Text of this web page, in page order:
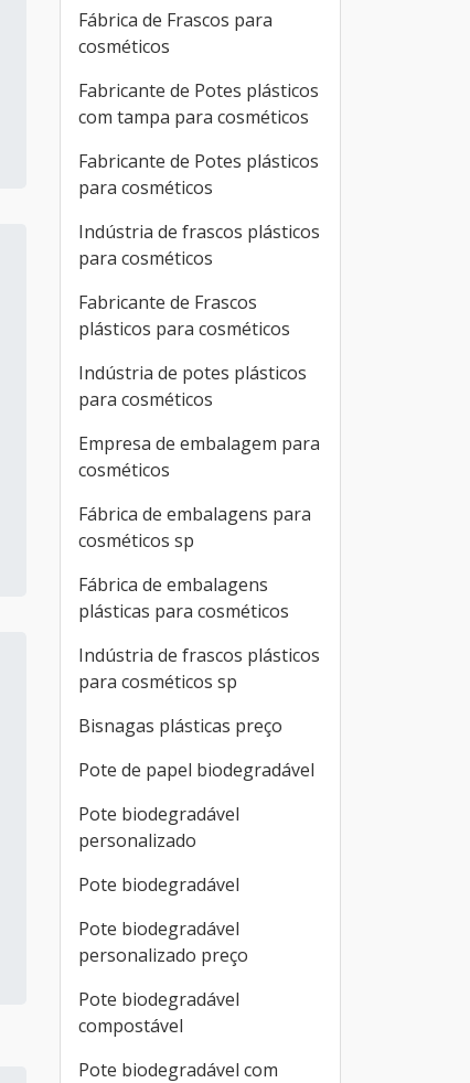
Fábrica de Frascos para
cosméticos
Fabricante de Potes plásticos
com tampa para cosméticos
Fabricante de Potes plásticos
para cosméticos
Indústria de frascos plásticos
para cosméticos
Fabricante de Frascos
plásticos para cosméticos
Indústria de potes plásticos
para cosméticos
Empresa de embalagem para
cosméticos
Fábrica de embalagens para
cosméticos sp
Fábrica de embalagens
plásticas para cosméticos
Indústria de frascos plásticos
para cosméticos sp
Bisnagas plásticas preço
Pote de papel biodegradável
Pote biodegradável
personalizado
Pote biodegradável
Pote biodegradável
personalizado preço
Pote biodegradável
compostável
Pote biodegradável com